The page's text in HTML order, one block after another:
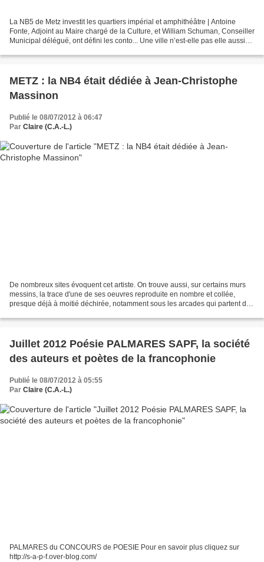
La NB5 de Metz investit les quartiers impérial et amphithéâtre | Antoine
Fonte, Adjoint au Maire chargé de la Culture, et William Schuman, Conseiller
Municipal délégué, ont défini les conto... Une ville n’est-elle pas elle aussi
METZ : la NB4 était dédiée à Jean-Christophe
Massinon
Publié le 08/07/2012 à 06:47
Par Claire (C.A.-L.)
De nombreux sites évoquent cet artiste. On trouve aussi, sur certains murs
messins, la trace d'une de ses oeuvres reproduite en nombre et collée,
presque déjà à moitié déchirée, notamment sous les arcades qui partent de
Juillet 2012 Poésie PALMARES SAPF, la société
des auteurs et poètes de la francophonie
Publié le 08/07/2012 à 05:55
Par Claire (C.A.-L.)
PALMARES du CONCOURS de POESIE Pour en savoir plus cliquez sur
http://s-a-p-f.over-blog.com/